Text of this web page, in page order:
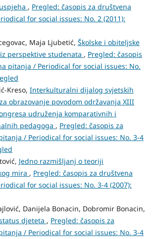
, Pregled: časopis za društvena
for social issues: No. 2 (2011):
Maja Ljubetić, Školske i obiteljske
perspektive studenata , Pregled: časopis
pitanja / Periodical for social issues: No.
Kreso, Interkulturalni dijalog svjetskih
obrazovanje povodom održavanja XIII
udruženja komparativnih i
pedagoga , Pregled: časopis za
/ Periodical for social issues: No. 3-4
Jedno razmišljanj o teoriji
mira , Pregled: časopis za društvena
for social issues: No. 3-4 (2007):
Danijela Bonacin, Dobromir Bonacin,
djeteta , Pregled: časopis za
/ Periodical for social issues: No. 3-4